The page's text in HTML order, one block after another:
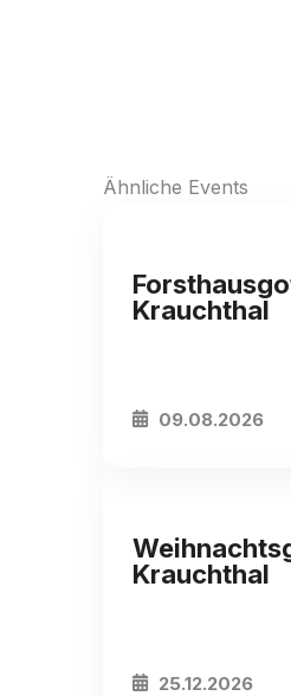
Ähnliche Events
Krauchthal
09.08.2026
Krauchthal
25.12.2026